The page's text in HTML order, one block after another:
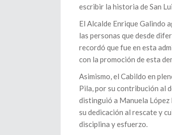
escribir la historia de San
El Alcalde Enrique Galindo
las personas que desde
recordó que fue en esta
con la promoción de esta
Asimismo, el Cabildo en
Pila, por su contribución al
distinguió a Manuela López
su dedicación al rescate y
disciplina y esfuerzo.